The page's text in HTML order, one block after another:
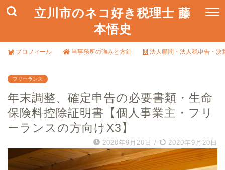
立川市のネコ好き税理士 藤
本悟史
プロフィール 当事務所の強みと方針 法人顧問・法人税申告・決
フリーランス
年末調整、確定申告の必要書類・生命
保険料控除証明書【個人事業主・フリ
ーランスの方向けX3】
2020年9月20日 / 2020年9月20日